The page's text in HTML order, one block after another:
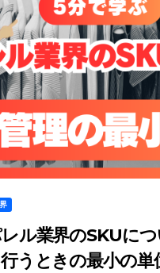
レル業界のSKUに
うときの最小の単